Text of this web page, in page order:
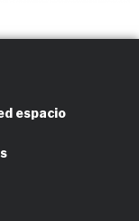
espacio